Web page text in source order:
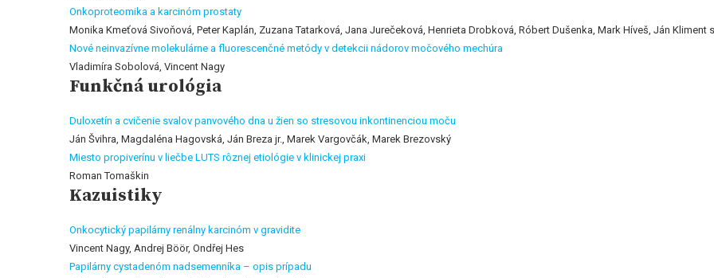
Onkoproteomika a karcinóm prostaty
Monika Kmeťová Sivoňová, Peter Kaplán, Zuzana Tatarková, Jana Jurečeková, Henrieta Drobková, Róbert Dušenka, Mark Híveš, Ján Kliment
Nové neinvazívne molekulárne a fluorescenčné metódy v detekcii nádorov močového mechúra
Vladimíra Sobolová, Vincent Nagy
Funkčná urológia
Duloxetín a cvičenie svalov panvového dna u žien so stresovou inkontinenciou moču
Ján Švihra, Magdaléna Hagovská, Ján Breza jr., Marek Vargovčák, Marek Brezovský
Miesto propiverínu v liečbe LUTS rôznej etiológie v klinickej praxi
Roman Tomaškin
Kazuistiky
Onkocytický papilárny renálny karcinóm v gravidite
Vincent Nagy, Andrej Böör, Ondřej Hes
Papilárny cystadenóm nadsemenníka – opis prípadu